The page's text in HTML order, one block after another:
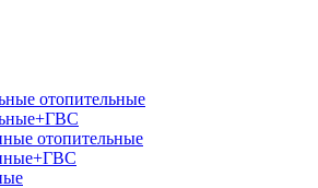
отопительные
отопительные